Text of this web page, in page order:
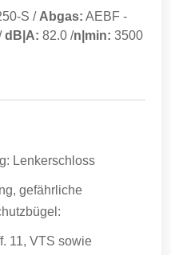
S / Abgas: AEBF -
dB|A: 82.0 /n|min: 3500
Lenkerschloss
gefährliche
11, VTS sowie